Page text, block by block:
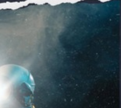
ou dans notre annuaire.
SAUVEGARDER